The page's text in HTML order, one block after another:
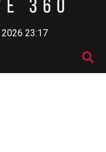
23:17